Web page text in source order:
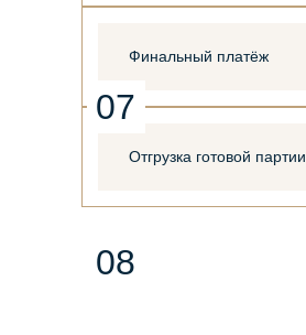
Финальный платёж
Отгрузка готовой партии
08
07